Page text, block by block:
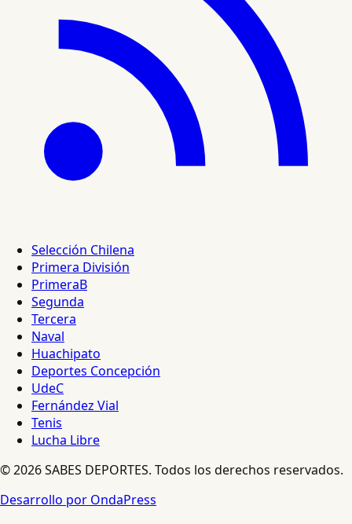
Selección Chilena
Primera División
PrimeraB
Segunda
Tercera
Naval
Huachipato
Deportes Concepción
UdeC
Fernández Vial
Tenis
Lucha Libre
© 2026 SABES DEPORTES. Todos los derechos reservados.
Desarrollo por OndaPress